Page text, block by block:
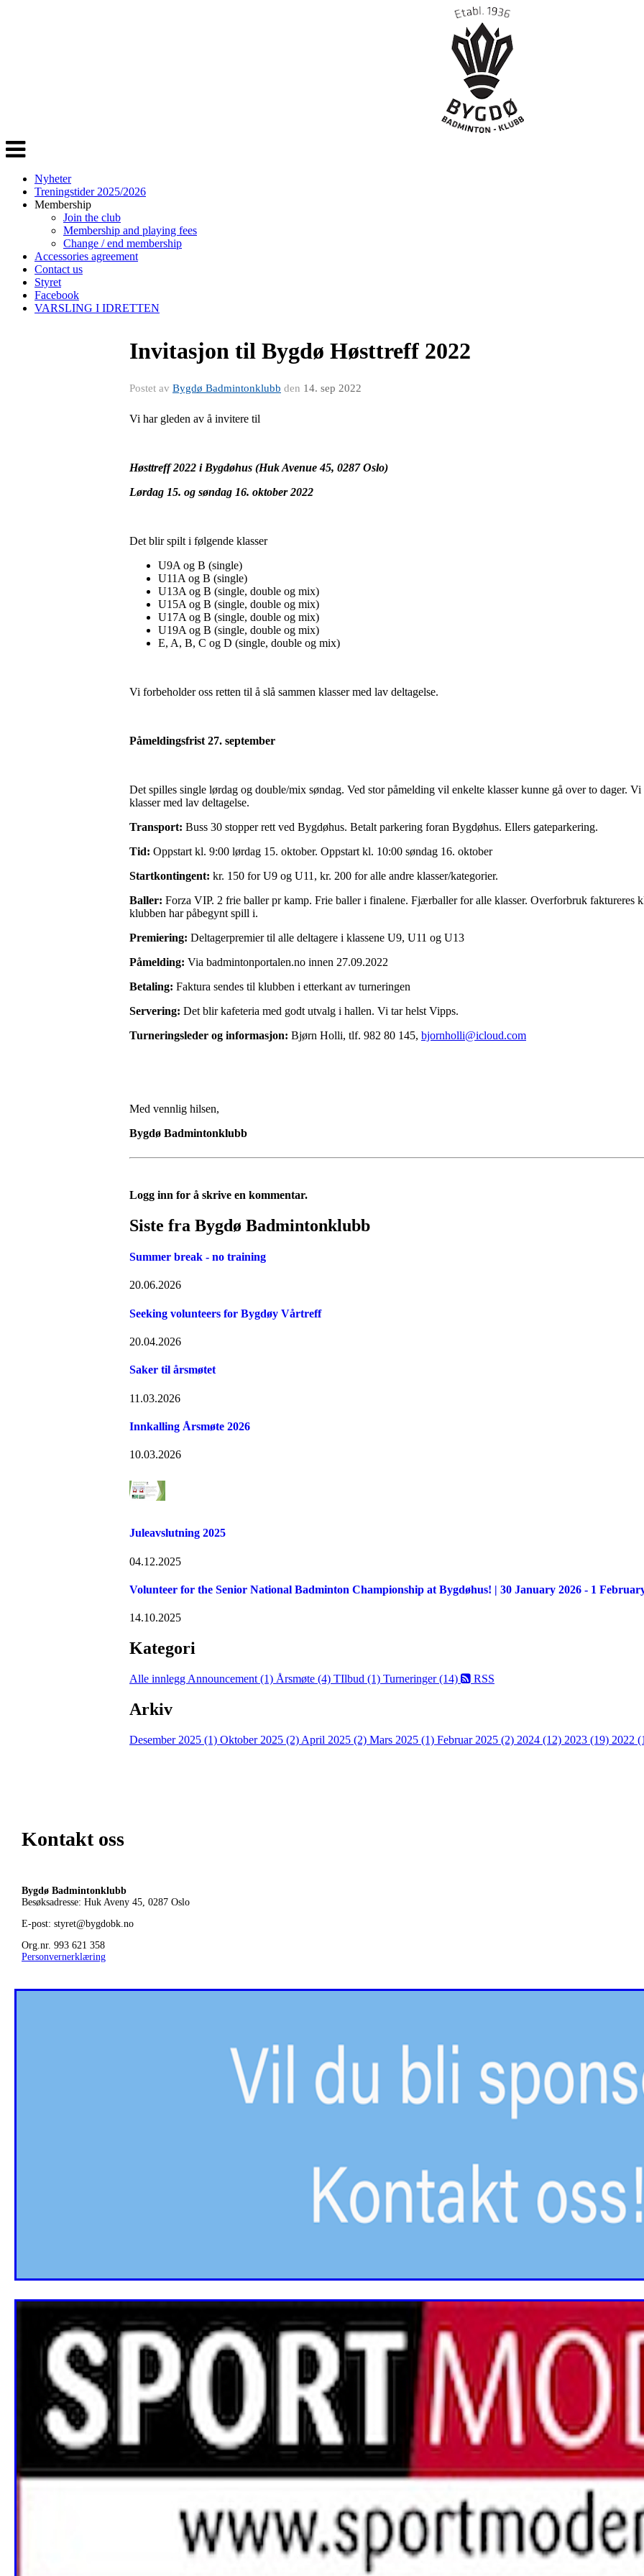
Veksle
navigasjon
Nyheter
Treningstider 2025/2026
Membership
Join the club
Membership and playing fees
Change / end membership
Accessories agreement
Contact us
Styret
Facebook
VARSLING I IDRETTEN
Invitasjon til Bygdø Høsttreff 2022
Postet av Bygdø Badmintonklubb den 14. sep 2022
Vi har gleden av å invitere til
Høsttreff 2022 i Bygdøhus (Huk Avenue 45, 0287 Oslo)
Lørdag 15. og søndag 16. oktober 2022
Det blir spilt i følgende klasser
U9A og B (single)
U11A og B (single)
U13A og B (single, double og mix)
U15A og B (single, double og mix)
U17A og B (single, double og mix)
U19A og B (single, double og mix)
E, A, B, C og D (single, double og mix)
Vi forbeholder oss retten til å slå sammen klasser med lav deltagelse.
Påmeldingsfrist 27. september
Det spilles single lørdag og double/mix søndag. Ved stor påmelding vil enkelte klasser kunne gå over to dager. Vi
klasser med lav deltagelse.
Transport: Buss 30 stopper rett ved Bygdøhus. Betalt parkering foran Bygdøhus. Ellers gateparkering.
Tid: Oppstart kl. 9:00 lørdag 15. oktober. Oppstart kl. 10:00 søndag 16. oktober
Startkontingent: kr. 150 for U9 og U11, kr. 200 for alle andre klasser/kategorier.
Baller: Forza VIP. 2 frie baller pr kamp. Frie baller i finalene. Fjærballer for alle klasser. Overforbruk faktureres
klubben har påbegynt spill i.
Premiering: Deltagerpremier til alle deltagere i klassene U9, U11 og U13
Påmelding: Via badmintonportalen.no innen 27.09.2022
Betaling: Faktura sendes til klubben i etterkant av turneringen
Servering: Det blir kafeteria med godt utvalg i hallen. Vi tar helst Vipps.
Turneringsleder og informasjon: Bjørn Holli, tlf. 982 80 145, bjornholli@icloud.com
Med vennlig hilsen,
Bygdø Badmintonklubb
Logg inn for å skrive en kommentar.
Siste fra Bygdø Badmintonklubb
Summer break - no training
20.06.2026
Seeking volunteers for Bygdøy Vårtreff
20.04.2026
Saker til årsmøtet
11.03.2026
Innkalling Årsmøte 2026
10.03.2026
Juleavslutning 2025
04.12.2025
Volunteer for the Senior National Badminton Championship at Bygdøhus! | 30 January 2026 - 1
14.10.2025
Kategori
Alle innlegg Announcement (1) Årsmøte (4) TIlbud (1) Turneringer (14) RSS
Arkiv
Desember 2025 (1) Oktober 2025 (2) April 2025 (2) Mars 2025 (1) Februar 2025 (2) 2024 (12) 2023 (19) 2022
Kontakt oss
Bygdø Badmintonklubb
Besøksadresse: Huk Aveny 45, 0287 Oslo
E-post: styret@bygdobk.no
Org.nr. 993 621 358
Personvernerklæring